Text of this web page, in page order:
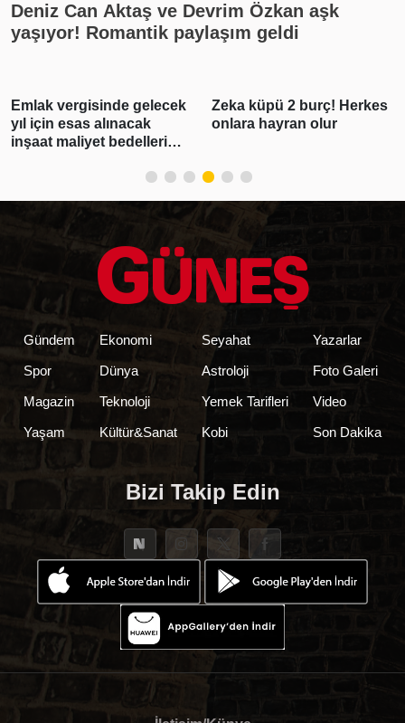
Deniz Can Aktaş ve Devrim Özkan aşk
yaşıyor! Romantik paylaşım geldi
Emlak vergisinde gelecek
yıl için esas alınacak
inşaat maliyet bedelleri
Zeka küpü 2 burç! Herkes
onlara hayran olur
Gündem
Spor
Magazin
Yaşam
Ekonomi
Dünya
Teknoloji
Kültür&Sanat
Seyahat
Astroloji
Yemek Tarifleri
Kobi
Yazarlar
Foto Galeri
Video
Son Dakika
Bizi Takip Edin